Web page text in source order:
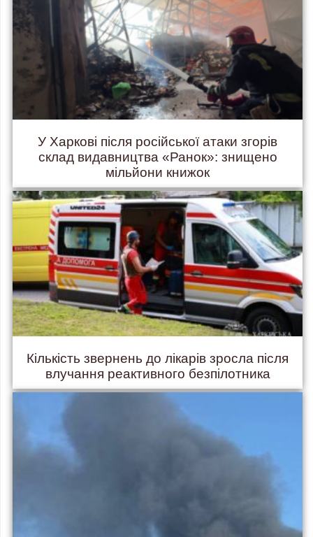
У Харкові після російської атаки згорів
склад видавництва «Ранок»: знищено
мільйони книжок
Кількість звернень до лікарів зросла після
влучання реактивного безпілотника